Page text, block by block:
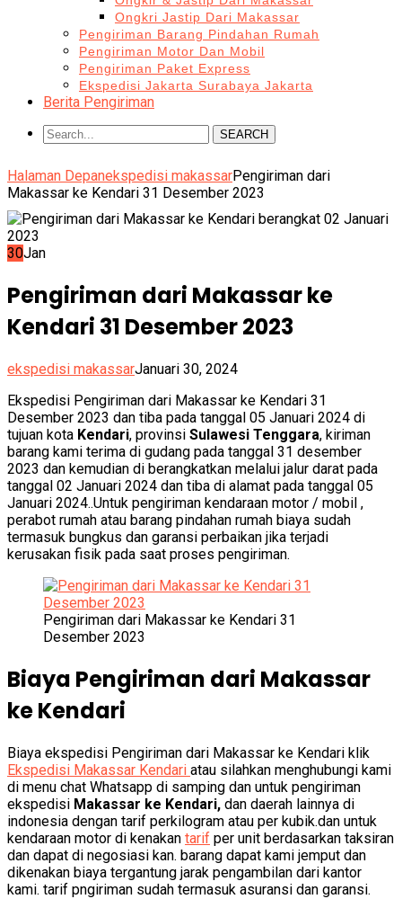
Ongkri Jastip Dari Makassar
Pengiriman Barang Pindahan Rumah
Pengiriman Motor Dan Mobil
Pengiriman Paket Express
Ekspedisi Jakarta Surabaya Jakarta
Berita Pengiriman
SEARCH
Halaman Depanekspedisi makassarPengiriman dari
Makassar ke Kendari 31 Desember 2023
30Jan
Pengiriman dari Makassar ke
Kendari 31 Desember 2023
ekspedisi makassarJanuari 30, 2024
Ekspedisi Pengiriman dari Makassar ke Kendari 31
Desember 2023 dan tiba pada tanggal 05 Januari 2024 di
tujuan kota Kendari, provinsi Sulawesi Tenggara, kiriman
barang kami terima di gudang pada tanggal 31 desember
2023 dan kemudian di berangkatkan melalui jalur darat pada
tanggal 02 Januari 2024 dan tiba di alamat pada tanggal 05
Januari 2024..Untuk pengiriman kendaraan motor / mobil ,
perabot rumah atau barang pindahan rumah biaya sudah
termasuk bungkus dan garansi perbaikan jika terjadi
kerusakan fisik pada saat proses pengiriman.
Pengiriman dari Makassar ke Kendari 31
Desember 2023
Biaya Pengiriman dari Makassar
ke Kendari
Biaya ekspedisi Pengiriman dari Makassar ke Kendari klik
Ekspedisi Makassar Kendari atau silahkan menghubungi kami
di menu chat Whatsapp di samping dan untuk pengiriman
ekspedisi Makassar ke Kendari, dan daerah lainnya di
indonesia dengan tarif perkilogram atau per kubik.dan untuk
kendaraan motor di kenakan tarif per unit berdasarkan taksiran
dan dapat di negosiasi kan. barang dapat kami jemput dan
dikenakan biaya tergantung jarak pengambilan dari kantor
kami. tarif pngiriman sudah termasuk asuransi dan garansi.